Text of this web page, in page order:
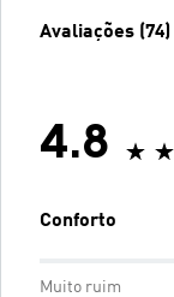
Avaliações (74)
4.8
Conforto
Muito ruim